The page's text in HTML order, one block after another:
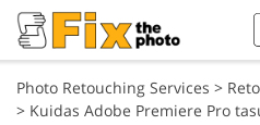
Photo Retouching Services >
> Kuidas Adobe Premiere Pro